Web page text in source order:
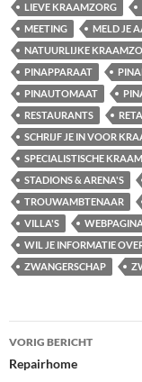
LIEVE KRAAMZORG
MEETING
MELD JE
NATUURLIJKE
PINAPPARAAT
PINAUTOMAAT
RESTAURANTS
SCHRIJF JE IN VOOR
SPECIALISTISCHE
STADIONS & ARENA'S
TROUWAMBTENAAR
VILLA'S
WIL JE INFORMATIE
ZWANGERSCHAP
Bericht
navigatie
VORIG BERICHT
Repairhome